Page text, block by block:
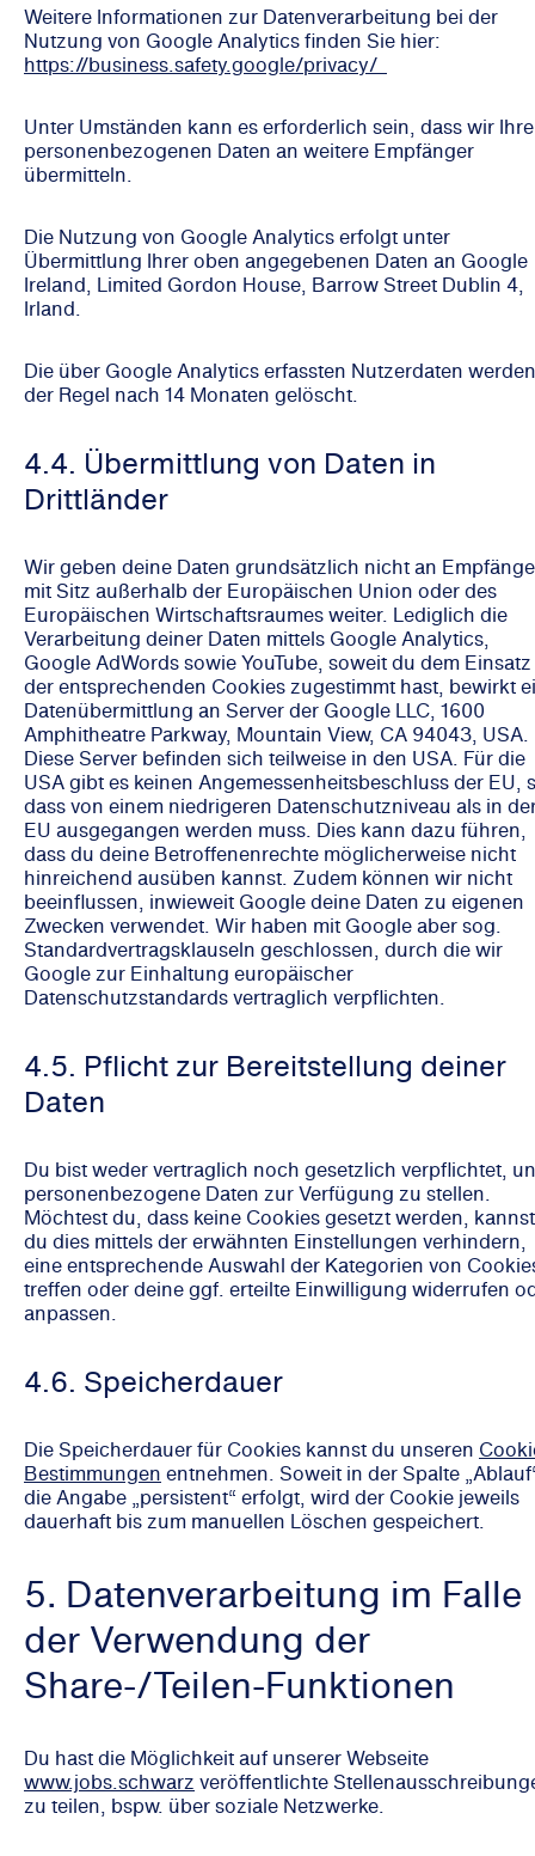
Weitere Informationen zur Datenverarbeitung bei der
Nutzung von Google Analytics finden Sie hier:
https://business.safety.google/privacy/
Unter Umständen kann es erforderlich sein, dass wir Ihre
personenbezogenen Daten an weitere Empfänger
übermitteln.
Die Nutzung von Google Analytics erfolgt unter
Übermittlung Ihrer oben angegebenen Daten an Google
Ireland, Limited Gordon House, Barrow Street Dublin 4,
Irland.
Die über Google Analytics erfassten Nutzerdaten
der Regel nach 14 Monaten gelöscht.
4.4. Übermittlung von Daten in
Drittländer
Wir geben deine Daten grundsätzlich nicht an
mit Sitz außerhalb der Europäischen Union oder des
Europäischen Wirtschaftsraumes weiter. Lediglich die
Verarbeitung deiner Daten mittels Google Analytics,
Google AdWords sowie YouTube, soweit du dem Einsatz
der entsprechenden Cookies zugestimmt hast, bewirkt
Datenübermittlung an Server der Google LLC, 1600
Amphitheatre Parkway, Mountain View, CA 94043, USA.
Diese Server befinden sich teilweise in den USA. Für die
USA gibt es keinen Angemessenheitsbeschluss der EU,
dass von einem niedrigeren Datenschutzniveau als in
EU ausgegangen werden muss. Dies kann dazu führen,
dass du deine Betroffenenrechte möglicherweise nicht
hinreichend ausüben kannst. Zudem können wir nicht
beeinflussen, inwieweit Google deine Daten zu eigenen
Zwecken verwendet. Wir haben mit Google aber sog.
Standardvertragsklauseln geschlossen, durch die wir
Google zur Einhaltung europäischer
Datenschutzstandards vertraglich verpflichten.
4.5. Pflicht zur Bereitstellung deiner
Daten
Du bist weder vertraglich noch gesetzlich verpflichtet,
personenbezogene Daten zur Verfügung zu stellen.
Möchtest du, dass keine Cookies gesetzt werden, kannst
du dies mittels der erwähnten Einstellungen verhindern,
eine entsprechende Auswahl der Kategorien von
treffen oder deine ggf. erteilte Einwilligung widerrufen
anpassen.
4.6. Speicherdauer
Die Speicherdauer für Cookies kannst du unseren
Bestimmungen entnehmen. Soweit in der Spalte
die Angabe „persistent“ erfolgt, wird der Cookie jeweils
dauerhaft bis zum manuellen Löschen gespeichert.
5. Datenverarbeitung im Falle
der Verwendung der
Share-/Teilen-Funktionen
Du hast die Möglichkeit auf unserer Webseite
www.jobs.schwarz veröffentlichte
zu teilen, bspw. über soziale Netzwerke.